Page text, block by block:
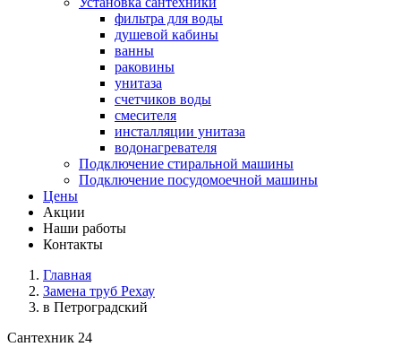
фильтра для воды
душевой кабины
ванны
раковины
унитаза
счетчиков воды
смесителя
инсталляции унитаза
водонагревателя
Подключение стиральной машины
Подключение посудомоечной машины
Цены
Акции
Наши работы
Контакты
Главная
Замена труб Рехау
в Петроградский
Сантехник 24